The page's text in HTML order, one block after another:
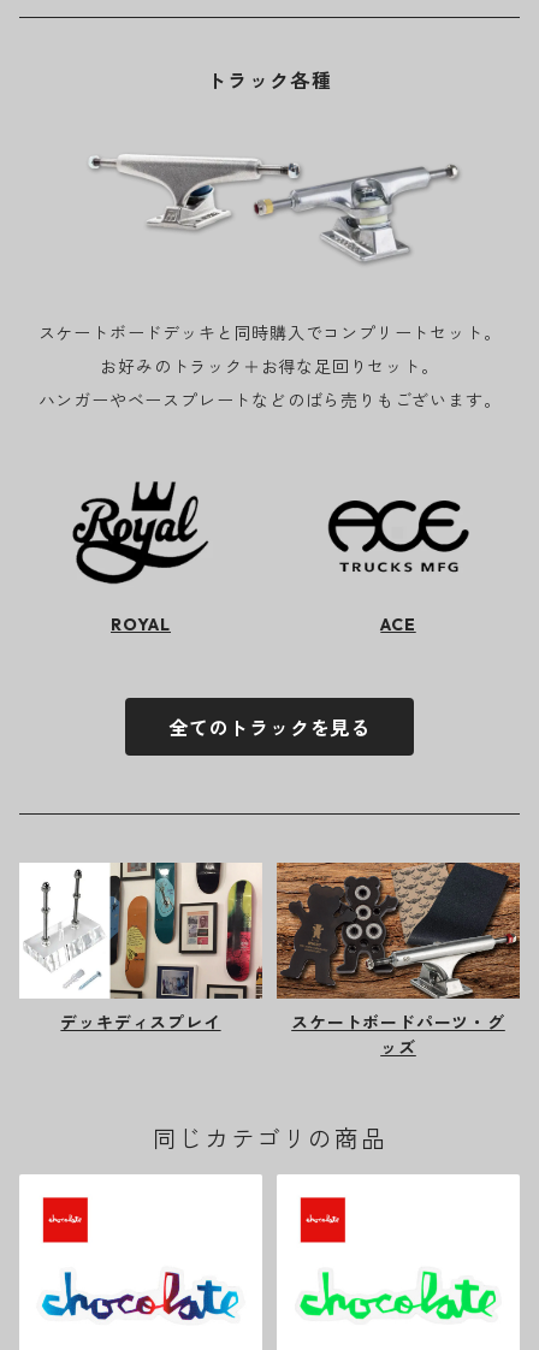
トラック各種
スケートボードデッキと同時購入でコンプリートセット。
お好みのトラック＋お得な足回りセット。
ハンガーやベースプレートなどのばら売りもございます。
ROYAL ACE
全てのトラックを見る
デッキディスプレイ
スケートボードパーツ・グ
ッズ
同じカテゴリの商品